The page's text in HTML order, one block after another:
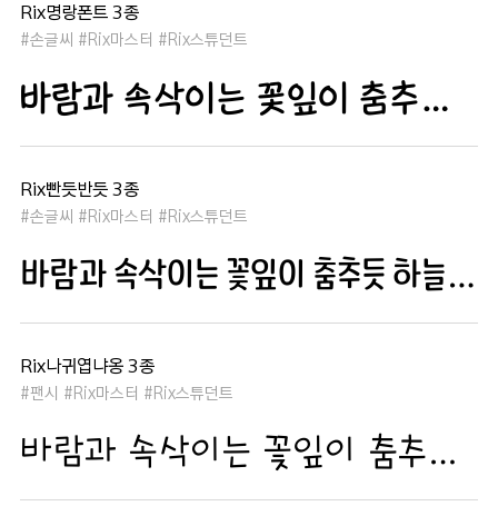
Rix명랑폰트 3종
#손글씨 #Rix마스터 #Rix스튜던트
바람과 속삭이는 꽃잎이 춤추듯 하늘을 날아 새처럼 꿈은 자유롭고 별빛처럼 빛나 새벽의 고요함 속에서 겨울 눈처럼 순수한 열정은 봄을 부른다
Rix빤듯반듯 3종
#손글씨 #Rix마스터 #Rix스튜던트
바람과 속삭이는 꽃잎이 춤추듯 하늘을 날아 새처럼 꿈은 자유롭고 별빛처럼 빛나 새벽의 고요함 속에서 겨울 눈처럼 순수한 열정은 봄을 부른다
Rix나귀엽냐옹 3종
#팬시 #Rix마스터 #Rix스튜던트
바람과 속삭이는 꽃잎이 춤추듯 하늘을 날아 새처럼 꿈은 자유롭고 별빛처럼 빛나 새벽의 고요함 속에서 겨울 눈처럼 순수한 열정은 봄을 부른다